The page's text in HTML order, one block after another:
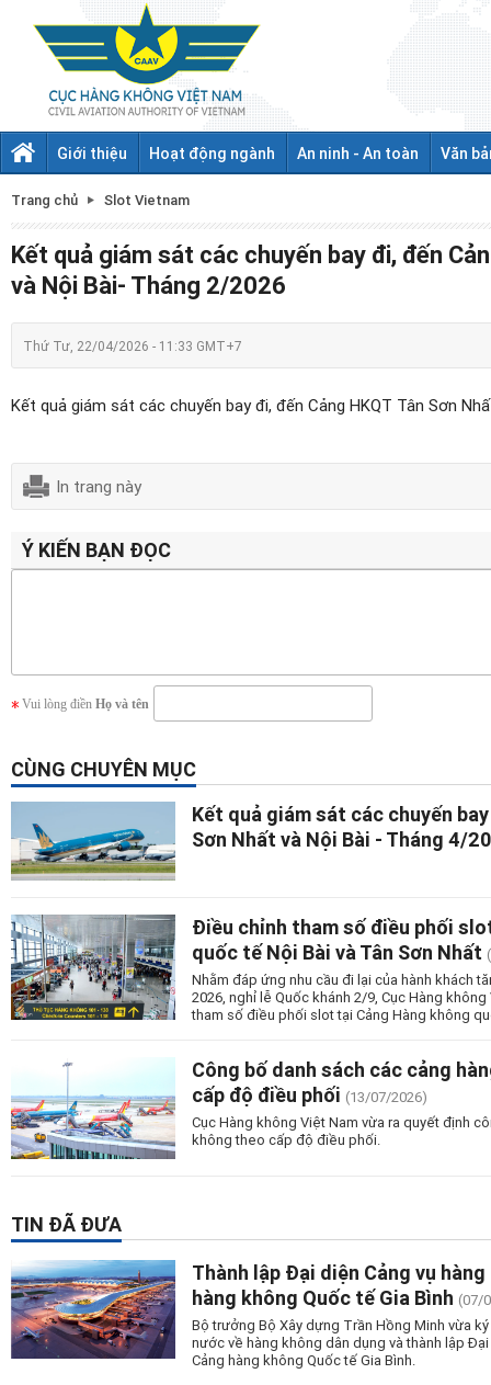
Giới thiệu Hoạt động ngành An ninh - An toàn Văn
Trang chủ Slot Vietnam
Kết quả giám sát các chuyến bay đi, đến
và Nội Bài- Tháng 2/2026
Thứ Tư, 22/04/2026 - 11:33 GMT+7
Kết quả giám sát các chuyến bay đi, đến Cảng HKQT Tân Sơn
In trang này
Ý KIẾN BẠN ĐỌC
Vui lòng điền Họ và tên
CÙNG CHUYÊN MỤC
Kết quả giám sát các chuyến
Sơn Nhất và Nội Bài - Tháng 4/
Điều chỉnh tham số điều phối
quốc tế Nội Bài và Tân Sơn Nhất
Nhằm đáp ứng nhu cầu đi lại của hành khách
2026, nghỉ lễ Quốc khánh 2/9, Cục Hàng
tham số điều phối slot tại Cảng Hàng không
Công bố danh sách các cảng
cấp độ điều phối (13/07/2026)
Cục Hàng không Việt Nam vừa ra quyết định
không theo cấp độ điều phối.
TIN ĐÃ ĐƯA
Thành lập Đại diện Cảng vụ
hàng không Quốc tế Gia Bình (07/
Bộ trưởng Bộ Xây dựng Trần Hồng Minh vừa
nước về hàng không dân dụng và thành lập
Cảng hàng không Quốc tế Gia Bình.